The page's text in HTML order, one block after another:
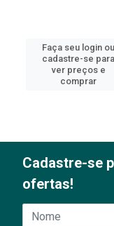
Faça seu login ou
cadastre-se para
ver preços e
comprar
Cadastre-se
ofertas!